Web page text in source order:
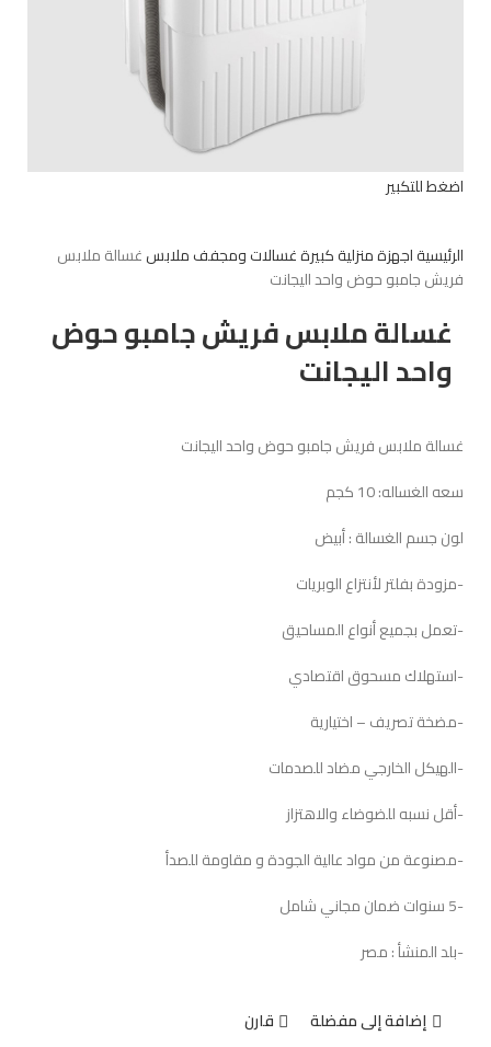
اضغط للتكبير
الرئيسيةاجهزة منزلية كبيرةغسالات ومجفف ملابسغسالة ملابس
فريش جامبو حوض واحد اليجانت
غسالة ملابس فريش جامبو حوض
واحد اليجانت
غسالة ملابس فريش جامبو حوض واحد اليجانت
سعه الغساله: 10 كجم
لون جسم الغسالة : أبيض
-مزودة بفلتر لأنتزاع الوبريات
-تعمل بجميع أنواع المساحيق
-استهلاك مسحوق اقتصادي
-مضخة تصريف – اختيارية
-الهيكل الخارجي مضاد للصدمات
-أقل نسبه للضوضاء والاهتزاز
-مصنوعة من مواد عالية الجودة و مقاومة للصدأ
-5 سنوات ضمان مجاني شامل
-بلد المنشأ : مصر
إضافة إلى مفضلة قارن